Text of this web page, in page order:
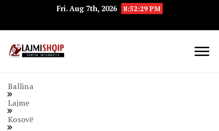
Fri. Aug 7th, 2026 8:52:30 PM
Ballina
Lajme
Kosovë